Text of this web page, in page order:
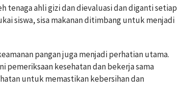
tenaga ahli gizi dan dievaluasi dan diganti setiap
siswa, sisa makanan ditimbang untuk menjadi
pangan juga menjadi perhatian utama.
kesehatan dan bekerja sama
untuk memastikan kebersihan dan